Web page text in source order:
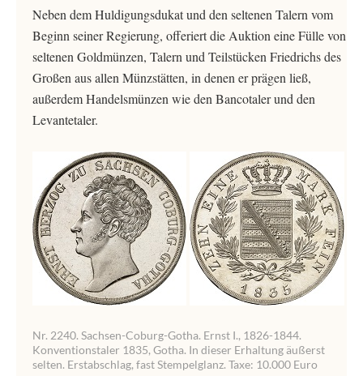
Neben dem Huldigungsdukat und den seltenen Talern vom
Beginn seiner Regierung, offeriert die Auktion eine Fülle von
seltenen Goldmünzen, Talern und Teilstücken Friedrichs des
Großen aus allen Münzstätten, in denen er prägen ließ,
außerdem Handelsmünzen wie den Bancotaler und den
Levantetaler.
Nr. 2240. Sachsen-Coburg-Gotha. Ernst I., 1826-1844.
Konventionstaler 1835, Gotha. In dieser Erhaltung äußerst
selten. Erstabschlag, fast Stempelglanz. Taxe: 10.000 Euro